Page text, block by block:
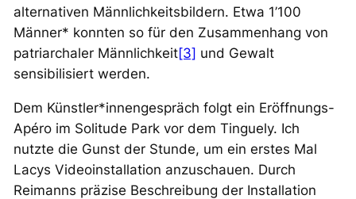
alternativen Männlichkeitsbildern. Etwa 1’100
Männer* konnten so für den Zusammenhang von
patriarchaler Männlichkeit[3] und Gewalt
sensibilisiert werden.
Dem Künstler*innengespräch folgt ein Eröffnungs-
Apéro im Solitude Park vor dem Tinguely. Ich
nutzte die Gunst der Stunde, um ein erstes Mal
Lacys Videoinstallation anzuschauen. Durch
Reimanns präzise Beschreibung der Installation